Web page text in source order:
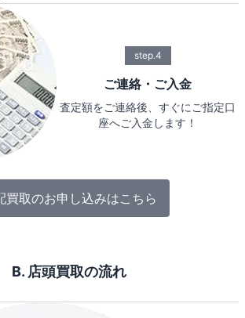
step.4
ご連絡・ご入金
査定額をご連絡後、すぐにご指定口
座へご入金します！
買取のお申し込みはこちら
B. 店頭買取の流れ